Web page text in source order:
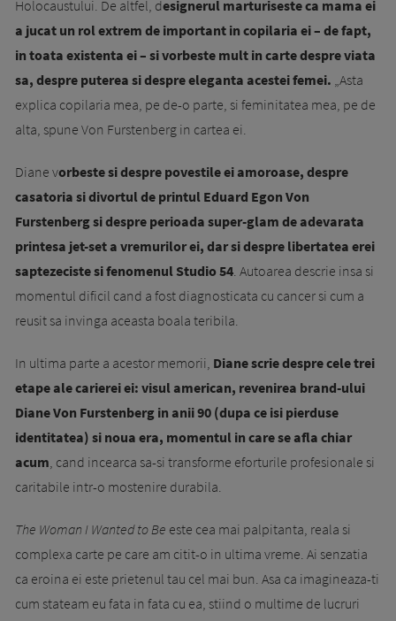
Holocaustului. De altfel, designerul marturiseste ca mama ei
a jucat un rol extrem de important in copilaria ei – de fapt,
in toata existenta ei – si vorbeste mult in carte despre viata
sa, despre puterea sidespre eleganta acestei femei. „Asta
explica copilaria mea, pe de-o parte, si feminitatea mea, pe de
alta, spune Von Furstenberg in cartea ei.
Diane vorbeste si despre povestile ei amoroase, despre
casatoria si divortul de printul Eduard Egon Von
Furstenberg si despre perioada super-glam de adevarata
printesa jet-set a vremurilor ei, dar si despre libertatea erei
saptezeciste si fenomenul Studio 54. Autoarea descrie insa si
momentul dificil cand a fost diagnosticata cu cancer si cum a
reusit sa invinga aceasta boala teribila.
In ultima parte a acestor memorii, Diane scrie despre cele trei
etape ale carierei ei: visul american, revenirea brand-ului
Diane Von Furstenberg in anii 90 (dupa ce isi pierduse
identitatea) si noua era, momentul in care se afla chiar
acum, cand incearca sa-si transforme eforturile profesionale si
caritabile intr-o mostenire durabila.
The Woman I Wanted to Be este cea mai palpitanta, reala si
complexa carte pe care am citit-o in ultima vreme. Ai senzatia
ca eroina ei este prietenul tau cel mai bun. Asa ca imagineaza-ti
cum stateam eu fata in fata cu ea, stiind o multime de lucruri